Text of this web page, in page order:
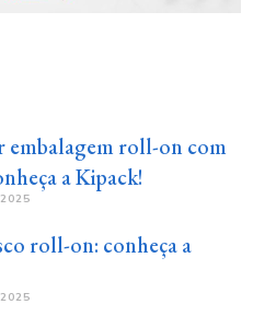
embalagem roll-on com
a Kipack!
roll-on: conheça a